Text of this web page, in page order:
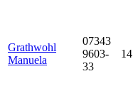
Grathwohl
Manuela
07343
9603-
33
14